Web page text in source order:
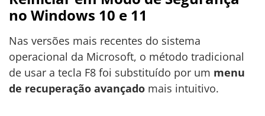
no Windows 10 e 11
Nas versões mais recentes do sistema
operacional da Microsoft, o método tradicional
de usar a tecla F8 foi substituído por um menu
de recuperação avançado mais intuitivo.